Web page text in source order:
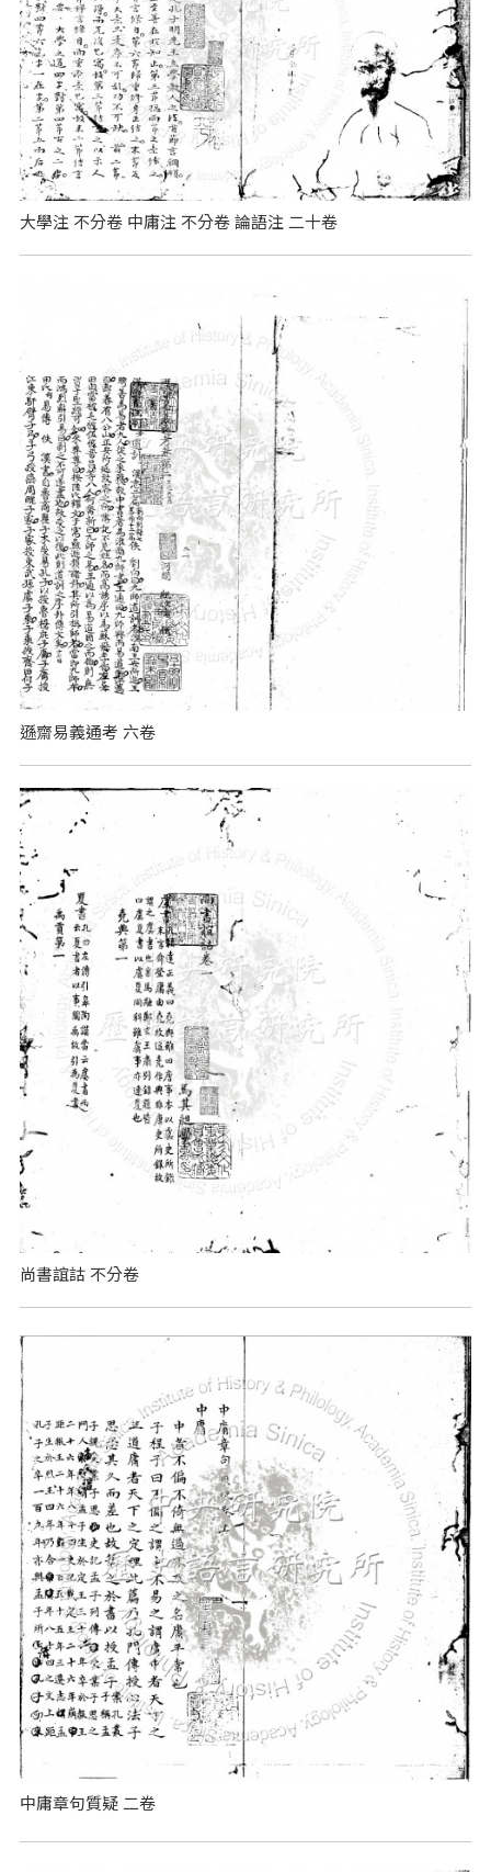
大學注 不分卷 中庸注 不分卷 論語注 二十卷
遜齋易義通考 六卷
尚書誼詁 不分卷
中庸章句質疑 二卷